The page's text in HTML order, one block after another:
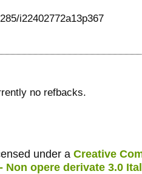
i22402772a13p367
no refbacks.
under a Creative
Non opere derivate 3.0